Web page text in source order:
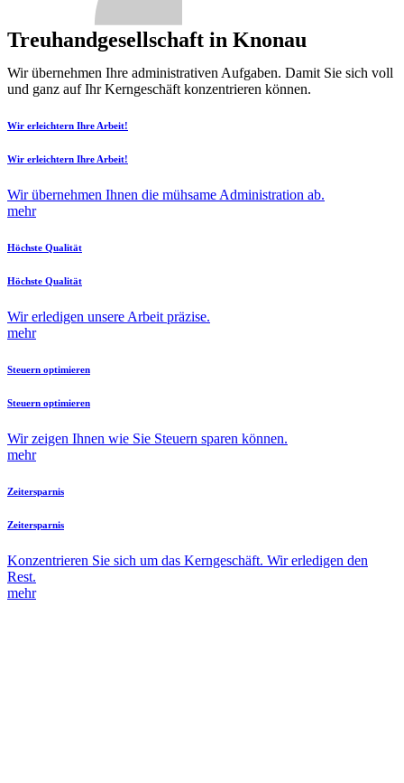
Treuhandgesellschaft in Knonau
Wir übernehmen Ihre administrativen Aufgaben. Damit Sie sich voll
und ganz auf Ihr Kerngeschäft konzentrieren können.
Wir erleichtern Ihre Arbeit!
Wir erleichtern Ihre Arbeit!
Wir übernehmen Ihnen die mühsame Administration ab.
mehr
Höchste Qualität
Höchste Qualität
Wir erledigen unsere Arbeit präzise.
mehr
Steuern optimieren
Steuern optimieren
Wir zeigen Ihnen wie Sie Steuern sparen können.
mehr
Zeitersparnis
Zeitersparnis
Konzentrieren Sie sich um das Kerngeschäft. Wir erledigen den
Rest.
mehr